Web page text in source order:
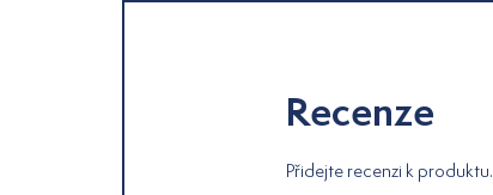
Recenze
Přidejte recenzi k produktu.